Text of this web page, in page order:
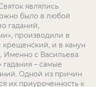
являлись
было в любой
гаданий,
производили в
и в канун
Именно с Васильева
– самые
Одной из причин
их приуроченность к